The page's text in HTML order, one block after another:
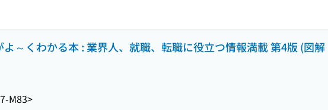
～くわかる本 : 業界人、就職、転職に役立つ情報満載 第4版 (図解
M83>